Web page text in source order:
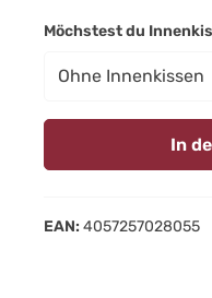
Möchstest du
In
EAN: 4057257028055